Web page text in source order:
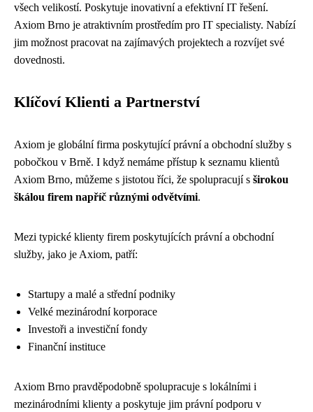
všech velikostí. Poskytuje inovativní a efektivní IT řešení.
Axiom Brno je atraktivním prostředím pro IT specialisty. Nabízí
jim možnost pracovat na zajímavých projektech a rozvíjet své
dovednosti.
Klíčoví Klienti a Partnerství
Axiom je globální firma poskytující právní a obchodní služby s
pobočkou v Brně. I když nemáme přístup k seznamu klientů
Axiom Brno, můžeme s jistotou říci, že spolupracují s širokou
škálou firem napříč různými odvětvími.
Mezi typické klienty firem poskytujících právní a obchodní
služby, jako je Axiom, patří:
Startupy a malé a střední podniky
Velké mezinárodní korporace
Investoři a investiční fondy
Finanční instituce
Axiom Brno pravděpodobně spolupracuje s lokálními i
mezinárodními klienty a poskytuje jim právní podporu v